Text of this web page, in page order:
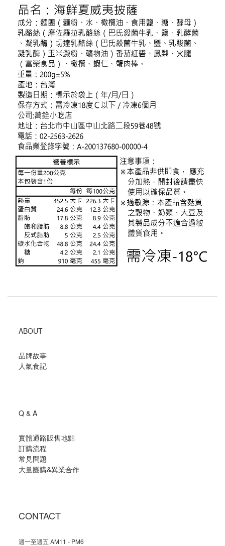
ABOUT
品牌故事
人氣食記
Q & A
實體通路販售地點
訂購流程
常見問題
大量團購&異業合作
CONTACT
週一至週五 AM11 - PM6